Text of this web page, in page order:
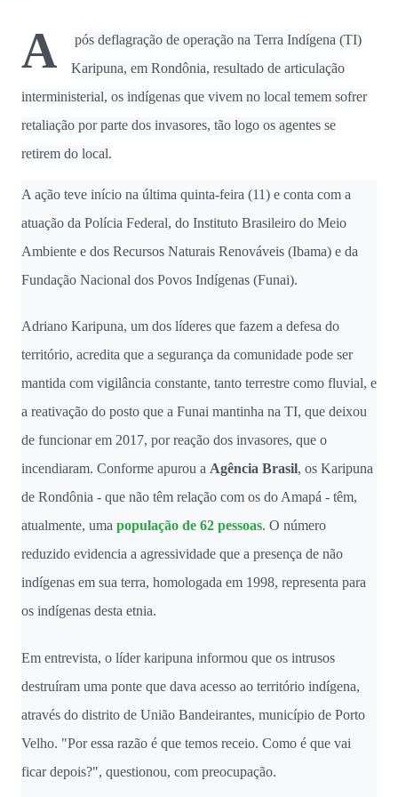
A
pós deflagração de operação na Terra Indígena (TI)
Karipuna, em Rondônia, resultado de articulação
interministerial, os indígenas que vivem no local temem sofrer
retaliação por parte dos invasores, tão logo os agentes se
retirem do local.
A ação teve início na última quinta-feira (11) e conta com a
atuação da Polícia Federal, do Instituto Brasileiro do Meio
Ambiente e dos Recursos Naturais Renováveis (Ibama) e da
Fundação Nacional dos Povos Indígenas (Funai).
Adriano Karipuna, um dos líderes que fazem a defesa do
território, acredita que a segurança da comunidade pode ser
mantida com vigilância constante, tanto terrestre como fluvial, e
a reativação do posto que a Funai mantinha na TI, que deixou
de funcionar em 2017, por reação dos invasores, que o
incendiaram. Conforme apurou a Agência Brasil, os Karipuna
de Rondônia - que não têm relação com os do Amapá - têm,
atualmente, uma população de 62 pessoas. O número
reduzido evidencia a agressividade que a presença de não
indígenas em sua terra, homologada em 1998, representa para
os indígenas desta etnia.
Em entrevista, o líder karipuna informou que os intrusos
destruíram uma ponte que dava acesso ao território indígena,
através do distrito de União Bandeirantes, município de Porto
Velho. "Por essa razão é que temos receio. Como é que vai
ficar depois?", questionou, com preocupação.